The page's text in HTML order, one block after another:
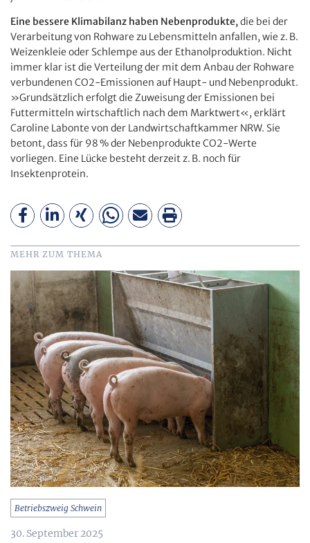
Eine bessere Klimabilanz haben Nebenprodukte,die bei der
Verarbeitung von Rohware zu Lebensmitteln anfallen, wie z. B.
Weizenkleie oder Schlempe aus der Ethanolproduktion. Nicht
immer klar ist die Verteilung der mit dem Anbau der Rohware
verbundenen CO2-Emissionen auf Haupt- und Nebenprodukt.
»Grundsätzlich erfolgt die Zuweisung der Emissionen bei
Futtermitteln wirtschaftlich nach dem Marktwert«, erklärt
Caroline Labonte von der Landwirtschaftkammer NRW. Sie
betont, dass für 98 % der Nebenprodukte CO2-Werte
vorliegen. Eine Lücke besteht derzeit z. B. noch für
Insektenprotein.
MEHR ZUM THEMA
Betriebszweig Schwein
30. September 2025